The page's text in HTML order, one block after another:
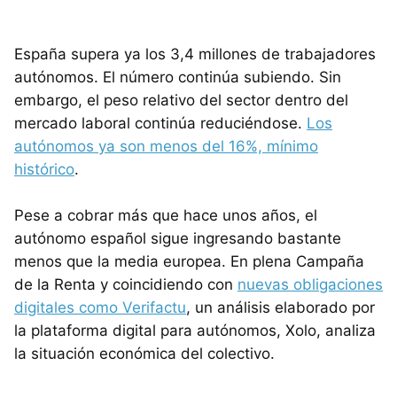
España supera ya los 3,4 millones de trabajadores
autónomos. El número continúa subiendo. Sin
embargo, el peso relativo del sector dentro del
mercado laboral continúa reduciéndose. Los
autónomos ya son menos del 16%, mínimo
histórico.
Pese a cobrar más que hace unos años, el
autónomo español sigue ingresando bastante
menos que la media europea. En plena Campaña
de la Renta y coincidiendo con nuevas obligaciones
digitales como Verifactu, un análisis elaborado por
la plataforma digital para autónomos, Xolo, analiza
la situación económica del colectivo.